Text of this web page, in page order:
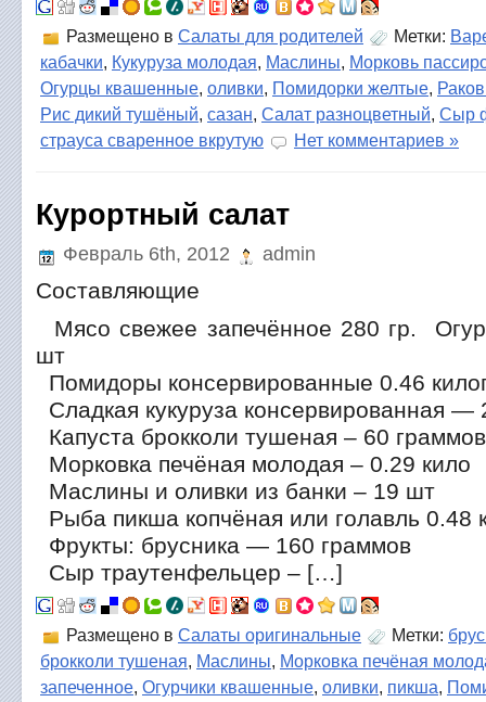
Размещено в Салаты для родителей Метки:
кабачки, Кукуруза молодая, Маслины, Морковь
Огурцы квашенные, оливки, Помидорки желтые,
Рис дикий тушёный, сазан, Салат разноцветный, Сыр
страуса сваренное вкрутую
Нет комментариев »
Курортный салат
Февраль 6th, 2012 admin
Составляющие
Мясо свежее запечённое 280 гр.
шт
Помидоры консервированные 0.46
Сладкая кукуруза консервированная —
Капуста брокколи тушеная – 60 граммов
Морковка печёная молодая – 0.29 кило
Маслины и оливки из банки – 19 шт
Рыба пикша копчёная или голавль 0.48
Фрукты: брусника — 160 граммов
Сыр траутенфельцер – […]
Размещено в Салаты оригинальные Метки:
брокколи тушеная, Маслины, Морковка печёная
запеченное, Огурчики квашенные, оливки, пикша,